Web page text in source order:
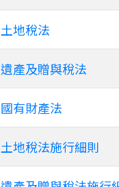
土地稅法
遺產及贈與稅法
國有財產法
土地稅法施行細則